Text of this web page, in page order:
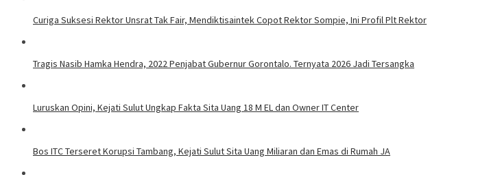
Curiga Suksesi Rektor Unsrat Tak Fair, Mendiktisaintek Copot Rektor Sompie, Ini Profil Plt Rektor
Tragis Nasib Hamka Hendra, 2022 Penjabat Gubernur Gorontalo. Ternyata 2026 Jadi Tersangka
Luruskan Opini, Kejati Sulut Ungkap Fakta Sita Uang 18 M EL dan Owner IT Center
Bos ITC Terseret Korupsi Tambang, Kejati Sulut Sita Uang Miliaran dan Emas di Rumah JA